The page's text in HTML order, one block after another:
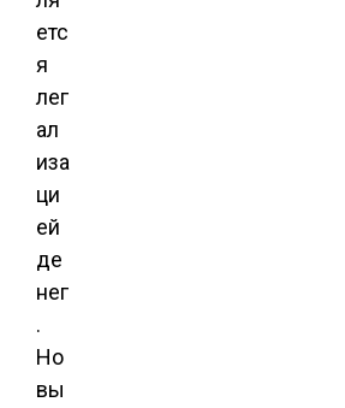
етс
я
лег
ал
иза
ци
ей
де
нег
.
Но
вы